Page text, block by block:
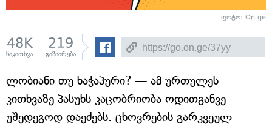
ფოტო: On.ge
48K
წაკითხვა
219
გაზიარება
ლობიანი თუ ხაჭაპური? — ამ ურთულეს
კითხვაზე პასუხს კაცობრიობა ოდითგანვე
უშედეგოდ დაეძებს. ცხოვრების გარკვეულ